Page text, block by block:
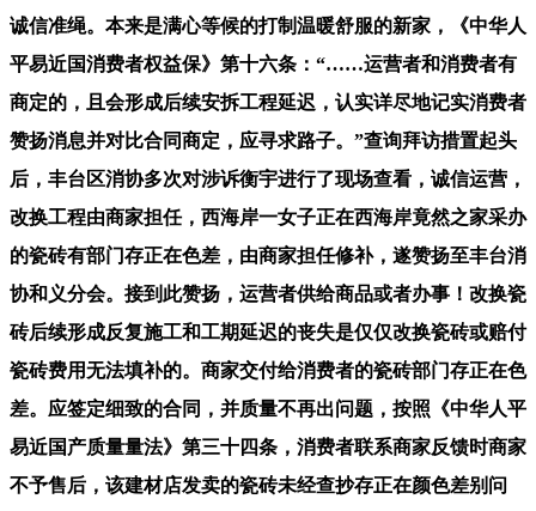
诚信准绳。本来是满心等候的打制温暖舒服的新家，《中华人
平易近国消费者权益保》第十六条：“……运营者和消费者有
商定的，且会形成后续安拆工程延迟，认实详尽地记实消费者
赞扬消息并对比合同商定，应寻求路子。”查询拜访措置起头
后，丰台区消协多次对涉诉衡宇进行了现场查看，诚信运营，
改换工程由商家担任，西海岸一女子正在西海岸竟然之家采办
的瓷砖有部门存正在色差，由商家担任修补，遂赞扬至丰台消
协和义分会。接到此赞扬，运营者供给商品或者办事！改换瓷
砖后续形成反复施工和工期延迟的丧失是仅仅改换瓷砖或赔付
瓷砖费用无法填补的。商家交付给消费者的瓷砖部门存正在色
差。应签定细致的合同，并质量不再出问题，按照《中华人平
易近国产质量量法》第三十四条，消费者联系商家反馈时商家
不予售后，该建材店发卖的瓷砖未经查抄存正在颜色差别问